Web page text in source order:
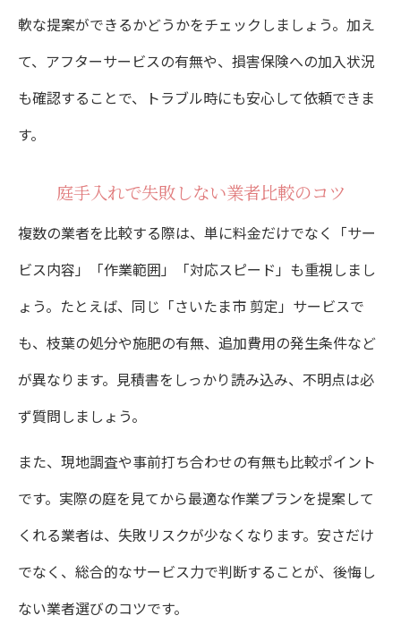
さいたま市植栽のお手入れ年間計画例
理想の庭を実現するプロの管理術とは
庭の変化に合わせた植栽メンテナンス提案
口コミや評判を活かした業者選定ポイント
見積もり無料の業者を選ぶメリット解説
アフターフォローが安心な管理サービスと
は
植栽管理の長期的な信頼関係を築く方法
軟な提案ができるかどうかをチェックしましょう。加え
て、アフターサービスの有無や、損害保険への加入状況
も確認することで、トラブル時にも安心して依頼できま
す。
庭手入れで失敗しない業者比較のコツ
複数の業者を比較する際は、単に料金だけでなく「サー
ビス内容」「作業範囲」「対応スピード」も重視しまし
ょう。たとえば、同じ「さいたま市 剪定」サービスで
も、枝葉の処分や施肥の有無、追加費用の発生条件など
が異なります。見積書をしっかり読み込み、不明点は必
ず質問しましょう。
また、現地調査や事前打ち合わせの有無も比較ポイント
です。実際の庭を見てから最適な作業プランを提案して
くれる業者は、失敗リスクが少なくなります。安さだけ
でなく、総合的なサービス力で判断することが、後悔し
ない業者選びのコツです。